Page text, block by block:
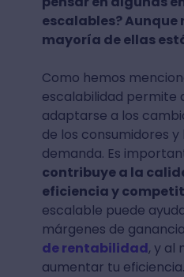
escalables? Aunque
mayoría de ellas
Como hemos
escalabilidad permite
adaptarse a los
de los consumidores
demanda. Es
contribuye a la
eficiencia y
escalable puede
márgenes de
de rentabilidad, y al
aumentar tu eficiencia.